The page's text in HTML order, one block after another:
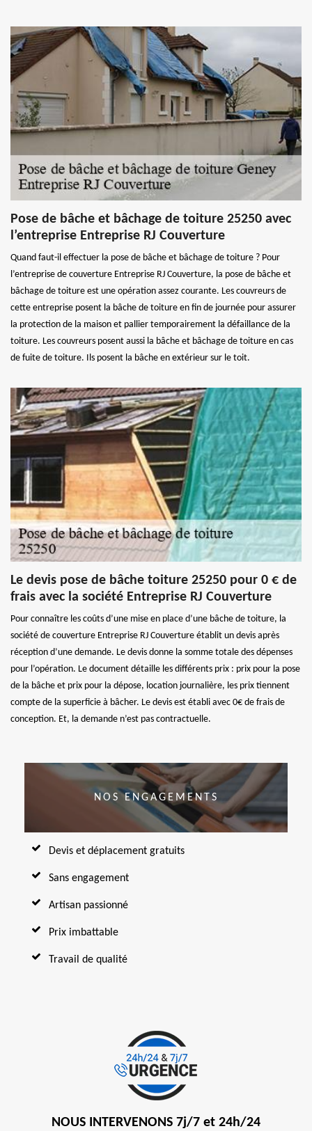
Pose de bâche et bâchage de toiture 25250 avec
l’entreprise Entreprise RJ Couverture
Quand faut-il effectuer la pose de bâche et bâchage de toiture ? Pour
l’entreprise de couverture Entreprise RJ Couverture, la pose de bâche et
bâchage de toiture est une opération assez courante. Les couvreurs de
cette entreprise posent la bâche de toiture en fin de journée pour assurer
la protection de la maison et pallier temporairement la défaillance de la
toiture. Les couvreurs posent aussi la bâche et bâchage de toiture en cas
de fuite de toiture. Ils posent la bâche en extérieur sur le toit.
Le devis pose de bâche toiture 25250 pour 0 € de
frais avec la société Entreprise RJ Couverture
Pour connaître les coûts d’une mise en place d’une bâche de toiture, la
société de couverture Entreprise RJ Couverture établit un devis après
réception d’une demande. Le devis donne la somme totale des dépenses
pour l’opération. Le document détaille les différents prix : prix pour la pose
de la bâche et prix pour la dépose, location journalière, les prix tiennent
compte de la superficie à bâcher. Le devis est établi avec 0€ de frais de
conception. Et, la demande n’est pas contractuelle.
NOS ENGAGEMENTS
Devis et déplacement gratuits
Sans engagement
Artisan passionné
Prix imbattable
Travail de qualité
NOUS INTERVENONS 7j/7 et 24h/24